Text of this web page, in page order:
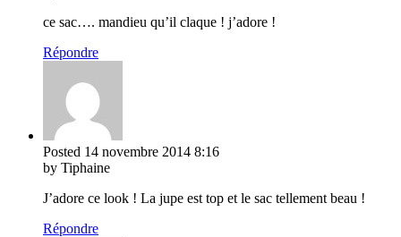
ce sac…. mandieu qu’il claque ! j’adore !
Répondre
Posted 14 novembre 2014 8:16
by Tiphaine
J’adore ce look ! La jupe est top et le sac tellement beau !
Répondre